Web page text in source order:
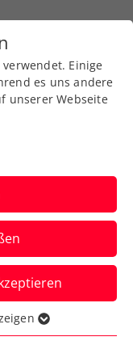
in
fort
ITF-
Einige
es uns andere
unserer Webseite